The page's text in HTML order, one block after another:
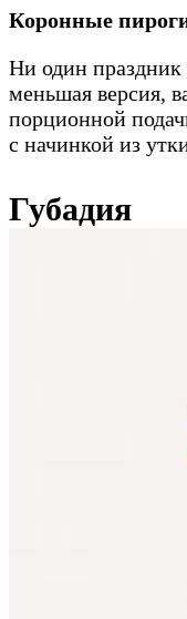
Коронные
Ни один праздник
меньшая версия,
порционной
с начинкой из
Губадия